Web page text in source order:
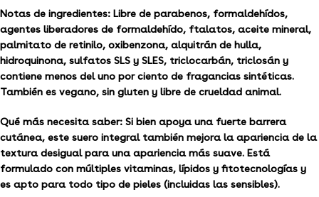
Notas de ingredientes: Libre de parabenos, formaldehídos,
agentes liberadores de formaldehído, ftalatos, aceite mineral,
palmitato de retinilo, oxibenzona, alquitrán de hulla,
hidroquinona, sulfatos SLS y SLES, triclocarbán, triclosán y
contiene menos del uno por ciento de fragancias sintéticas.
También es vegano, sin gluten y libre de crueldad animal.
Qué más necesita saber: Si bien apoya una fuerte barrera
cutánea, este suero integral también mejora la apariencia de la
textura desigual para una apariencia más suave. Está
formulado con múltiples vitaminas, lípidos y fitotecnologías y
es apto para todo tipo de pieles (incluidas las sensibles).